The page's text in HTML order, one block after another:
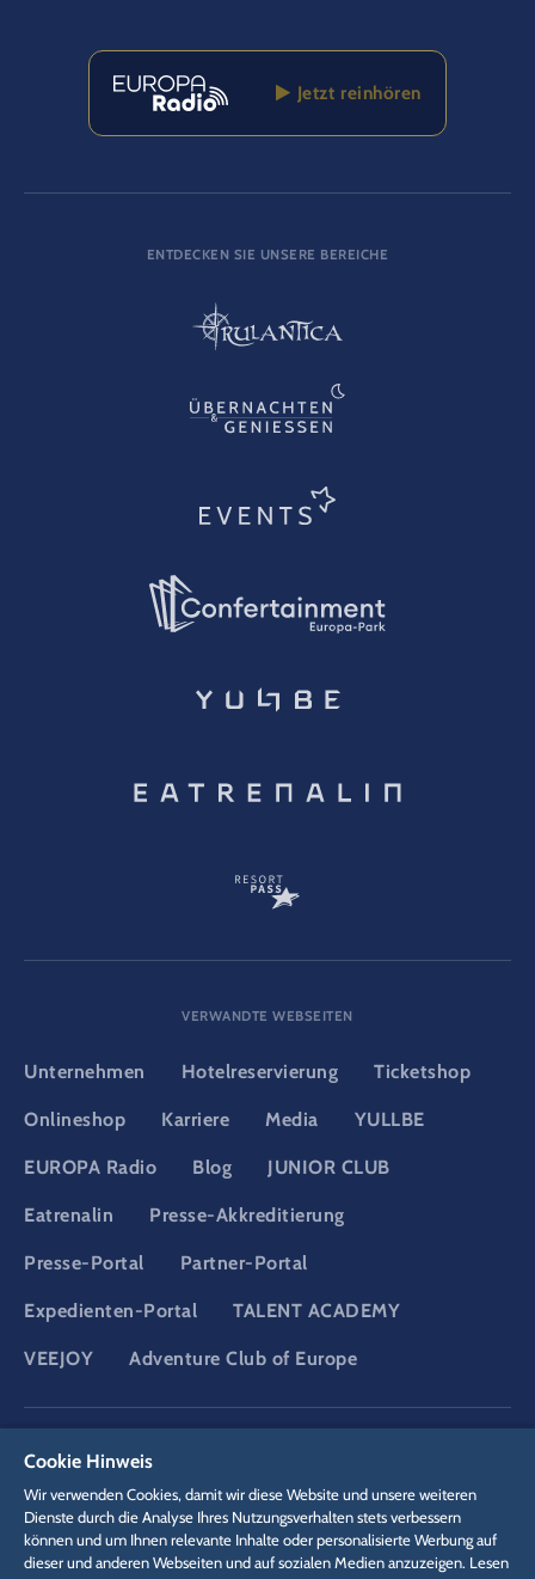
Jetzt reinhören
ENTDECKEN SIE UNSERE BEREICHE
VERWANDTE WEBSEITEN
Unternehmen Hotelreservierung Ticketshop
Onlineshop Karriere Media YULLBE
EUROPA Radio Blog JUNIOR CLUB
Eatrenalin Presse-Akkreditierung
Presse-Portal Partner-Portal
Expedienten-Portal TALENT ACADEMY
VEEJOY Adventure Club of Europe
Cookie Hinweis
Wir verwenden Cookies, damit wir diese Website und unsere weiteren
Dienste durch die Analyse Ihres Nutzungsverhalten stets verbessern
können und um Ihnen relevante Inhalte oder personalisierte Werbung auf
dieser und anderen Webseiten und auf sozialen Medien anzuzeigen. Lesen